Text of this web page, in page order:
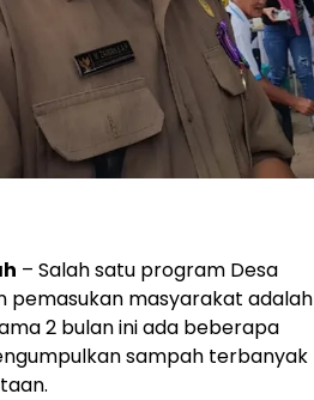
– Salah satu program Desa
pemasukan masyarakat adalah
2 bulan ini ada beberapa
sampah terbanyak